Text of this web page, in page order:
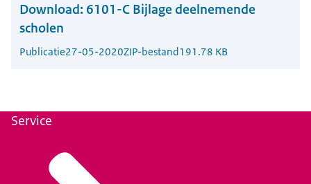
Download: 6101-C Bijlage deelnemende
scholen
Publicatie27-05-2020ZIP-bestand191.78 KB
Service